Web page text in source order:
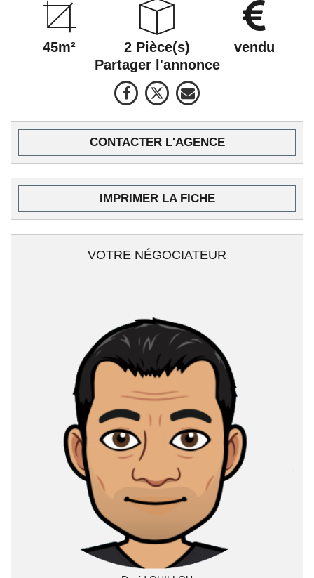
45m² 2 Pièce(s)
vendu
Partager l'annonce
CONTACTER L'AGENCE
IMPRIMER LA FICHE
VOTRE NÉGOCIATEUR